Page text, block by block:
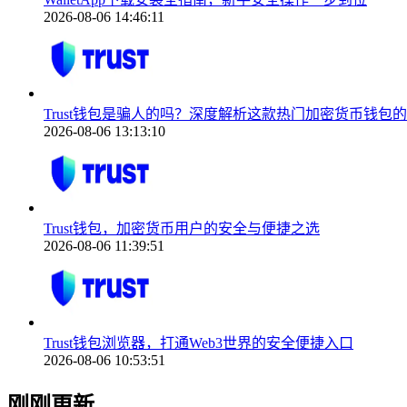
2026-08-06 14:46:11
Trust钱包是骗人的吗？深度解析这款热门加密货币钱包
2026-08-06 13:13:10
Trust钱包，加密货币用户的安全与便捷之选
2026-08-06 11:39:51
Trust钱包浏览器，打通Web3世界的安全便捷入口
2026-08-06 10:53:51